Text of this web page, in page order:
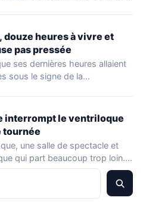
douze heures à vivre et
pas pressée
ses dernières heures allaient
sous le signe de la…
interrompt le ventriloque
tournée
une salle de spectacle et
qui part beaucoup trop loin.…